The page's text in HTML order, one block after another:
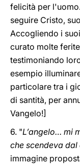
felicità per
seguire Cristo,
Accogliendo i
curato molte
testimoniando
esempio
particolare tra i
di santità, per
Vangelo!]
6. "L’angelo… mi
che scendeva dal
immagine